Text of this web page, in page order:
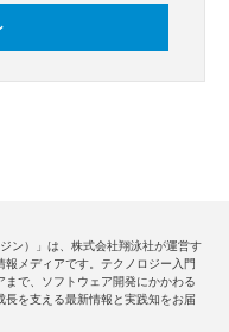
ン）」は、株式会社翔泳社が運営す
報メディアです。テクノロジー入門
で、ソフトウェア開発にかかわる
長を支える最新情報と実践知をお届